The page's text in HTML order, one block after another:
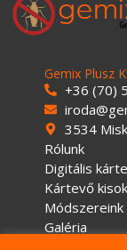
Gemix Plusz
+36 (70)
3534
Rólunk
Digitális
Kártevő
Módszereink
Galéria